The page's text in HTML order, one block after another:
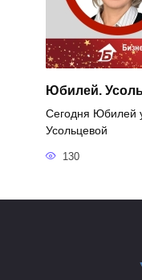
Юбилей.
Сегодня Юбилей
Усольцевой
130